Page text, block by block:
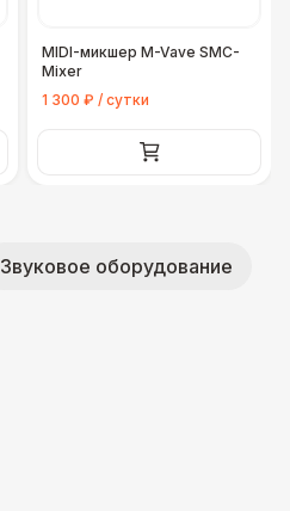
MIDI-микшер M-Vave SMC-
Mixer
1 300 ₽ / сутки
Звуковое оборудование